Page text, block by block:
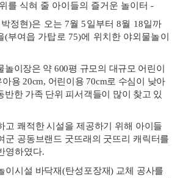
를 식혀 줄 아이들의 즐거운 놀이터 -
정현)은 오는 7월 5일부터8월 18일까
(부여읍 가탑로 75)에 위치한 야외물놀이
놀이장은 약 600평 규모의 대규모 어린이
아용20cm, 어린이용 70cm로 수심이 낮아
반한 가족 단위 피서객들이 많이 찾고 있
고 쾌적한 시설을 제공하기 위해 아이들
군 공동브랜드 굿뜨래의 굿뜨리 캐릭터를
영하였다.
이시설 바닥재(탄성포장재) 교체 공사를